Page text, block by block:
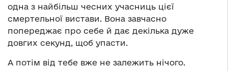
одна з найбільш чесних учасниць цієї
смертельної вистави. Вона завчасно
попереджає про себе й дає декілька дуже
довгих секунд, щоб упасти.
А потім від тебе вже не залежить нічого.